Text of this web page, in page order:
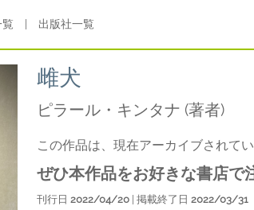
出版社一覧
雌犬
ピラール・キンタナ (著者)
この作品は、現在アーカイブされてい
ぜひ本作品をお好きな書店で
刊行日 2022/04/20 | 掲載終了日 2022/03/31